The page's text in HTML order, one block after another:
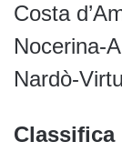
Costa
Nocerina-
Nardò-
Classifica